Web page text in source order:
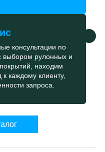
консультации по
выбором рулонных и
находим
каждому клиенту,
запроса.